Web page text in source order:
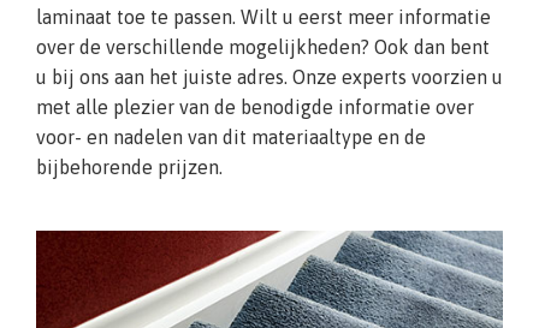
laminaat toe te passen. Wilt u eerst meer informatie
over de verschillende mogelijkheden? Ook dan bent
u bij ons aan het juiste adres. Onze experts voorzien u
met alle plezier van de benodigde informatie over
voor- en nadelen van dit materiaaltype en de
bijbehorende prijzen.